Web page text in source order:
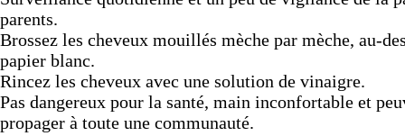
parents.
Brossez les cheveux mouillés mèche par mèche, au-
papier blanc.
Rincez les cheveux avec une solution de vinaigre.
Pas dangereux pour la santé, main inconfortable et
propager à toute une communauté.